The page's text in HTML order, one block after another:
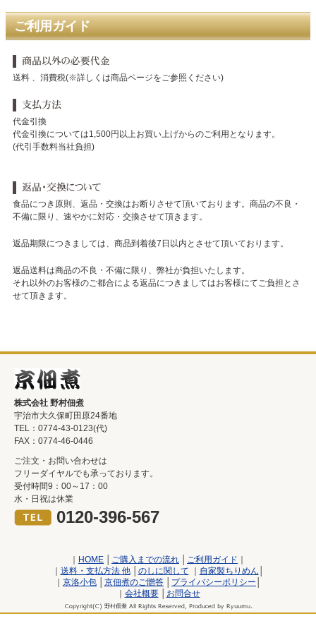
ご利用ガイド
送料 、消費税(※詳しくは商品ページをご参照ください)
代金引換
代金引換については1,500円以上お買い上げからのご利用となります。
(代引手数料当社負担)
食品につき原則、返品・交換はお断りさせて頂いております。商品の不良・
不備に限り、速やかに対応・交換させて頂きます。
返品期限につきましては、商品到着後7日以内とさせて頂いております。
返品送料は商品の不良・不備に限り、弊社が負担いたします。
それ以外のお客様のご都合による返品につきましてはお客様にてご負担とさ
せて頂きます。
株式会社 野村佃煮
宇治市大久保町田原24番地
TEL：0774-43-0123(代)
FAX：0774-46-0446
ご注文・お問い合わせは
フリーダイヤルでも承っております。
受付時間9：00～17：00
水・日祝は休業
0120-396-567
HOME ご購入までの流れ ご利用ガイド
送料・支払方法 他 のしに関して 自家製ちりめん
京洛小包 京佃煮のご贈答 プライバシーポリシー
会社概要 お問合せ